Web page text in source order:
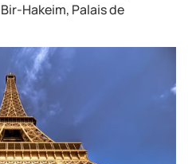
Hakeim, Palais de